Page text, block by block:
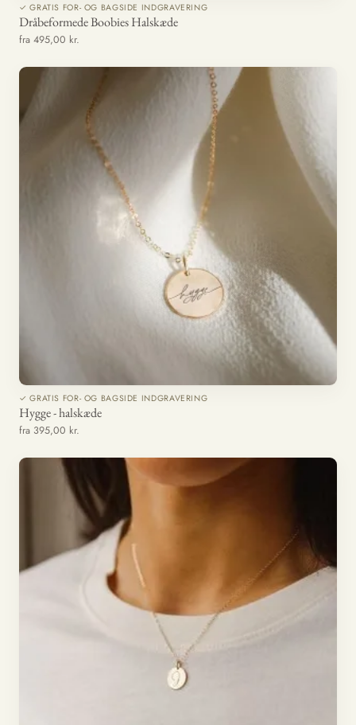
✓ GRATIS FOR- OG BAGSIDE INDGRAVERING
Dråbeformede Boobies Halskæde
fra 495,00 kr.
✓ GRATIS FOR- OG BAGSIDE INDGRAVERING
Hygge - halskæde
fra 395,00 kr.